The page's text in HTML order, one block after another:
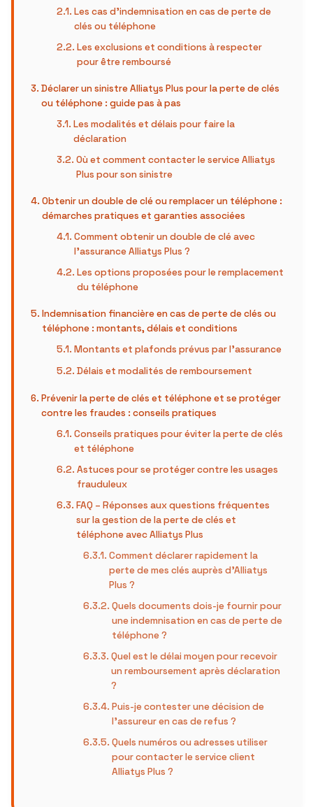
Les cas d’indemnisation en cas de perte de
clés ou téléphone
Les exclusions et conditions à respecter
pour être remboursé
Déclarer un sinistre Alliatys Plus pour la perte de clés
ou téléphone : guide pas à pas
Les modalités et délais pour faire la
déclaration
Où et comment contacter le service Alliatys
Plus pour son sinistre
Obtenir un double de clé ou remplacer un téléphone :
démarches pratiques et garanties associées
Comment obtenir un double de clé avec
l’assurance Alliatys Plus ?
Les options proposées pour le remplacement
du téléphone
Indemnisation financière en cas de perte de clés ou
téléphone : montants, délais et conditions
Montants et plafonds prévus par l’assurance
Délais et modalités de remboursement
Prévenir la perte de clés et téléphone et se protéger
contre les fraudes : conseils pratiques
Conseils pratiques pour éviter la perte de clés
et téléphone
Astuces pour se protéger contre les usages
frauduleux
FAQ – Réponses aux questions fréquentes
sur la gestion de la perte de clés et
téléphone avec Alliatys Plus
Comment déclarer rapidement la
perte de mes clés auprès d’Alliatys
Plus ?
Quels documents dois-je fournir pour
une indemnisation en cas de perte de
téléphone ?
Quel est le délai moyen pour recevoir
un remboursement après déclaration
?
Puis-je contester une décision de
l’assureur en cas de refus ?
Quels numéros ou adresses utiliser
pour contacter le service client
Alliatys Plus ?